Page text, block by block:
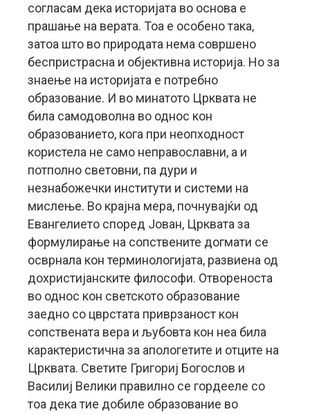
согласам дека историјата во основа е
прашање на верата. Тоа е особено така,
затоа што во природата нема совршено
беспристрасна и објективна историја. Но за
знаење на историјата е потребно
образование. И во минатото Црквата не
била самодоволна во однос кон
образованието, кога при неопходност
користела не само неправославни, а и
потполно световни, па дури и
незнабожечки институти и системи на
мислење. Во крајна мера, почнувајќи од
Евангелието според Јован, Црквата за
формулирање на сопствените догмати се
осврнала кон терминологијата, развиена од
дохристијанските философи. Отвореноста
во однос кон светското образование
заедно со цврстата приврзаност кон
сопствената вера и љубовта кон неа била
карактеристична за апологетите и отците на
Црквата. Светите Григориј Богослов и
Василиј Велики правилно се гордееле со
тоа дека тие добиле образование во